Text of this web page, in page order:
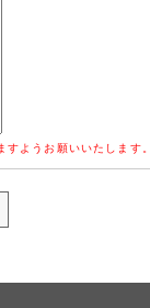
ようお願いいたします。